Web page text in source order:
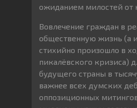
ожиданием милостей от
Вовлечение граждан в
общественную жизнь (а
стихийно произошло в
пикалёвского кризиса)
будущего страны в
важнее всех думских
оппозиционных